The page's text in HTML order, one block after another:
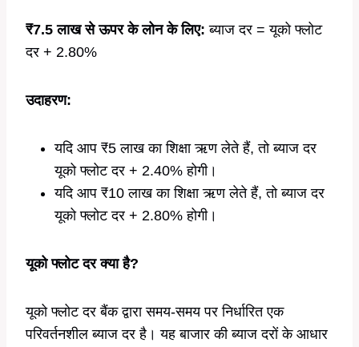
₹7.5 लाख से ऊपर के लोन के लिए: ब्याज दर = यूको फ्लोट
दर + 2.80%
उदाहरण:
यदि आप ₹5 लाख का शिक्षा ऋण लेते हैं, तो ब्याज दर
यूको फ्लोट दर + 2.40% होगी।
यदि आप ₹10 लाख का शिक्षा ऋण लेते हैं, तो ब्याज दर
यूको फ्लोट दर + 2.80% होगी।
यूको फ्लोट दर क्या है?
यूको फ्लोट दर बैंक द्वारा समय-समय पर निर्धारित एक
परिवर्तनशील ब्याज दर है। यह बाजार की ब्याज दरों के आधार